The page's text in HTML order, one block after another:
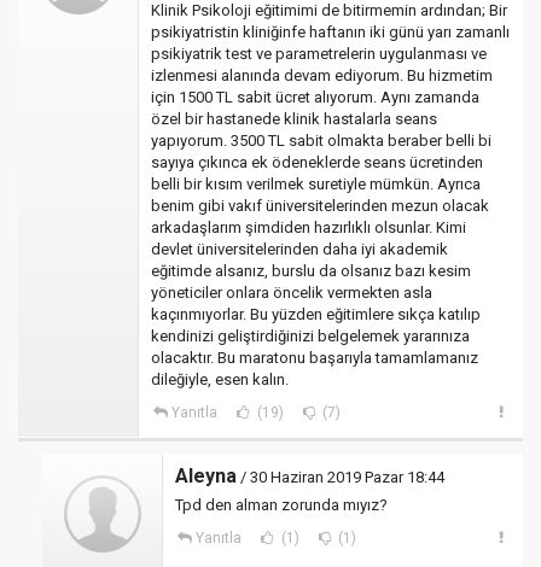
Klinik Psikoloji eğitimimi de bitirmemin ardından; Bir
psikiyatristin kliniğinfe haftanın iki günü yarı zamanlı
psikiyatrik test ve parametrelerin uygulanması ve
izlenmesi alanında devam ediyorum. Bu hizmetim
için 1500 TL sabit ücret alıyorum. Aynı zamanda
özel bir hastanede klinik hastalarla seans
yapıyorum. 3500 TL sabit olmakta beraber belli bi
sayıya çıkınca ek ödeneklerde seans ücretinden
belli bir kısım verilmek suretiyle mümkün. Ayrıca
benim gibi vakıf üniversitelerinden mezun olacak
arkadaşlarım şimdiden hazırlıklı olsunlar. Kimi
devlet üniversitelerinden daha iyi akademik
eğitimde alsanız, burslu da olsanız bazı kesim
yöneticiler onlara öncelik vermekten asla
kaçınmıyorlar. Bu yüzden eğitimlere sıkça katılıp
kendinizi geliştirdiğinizi belgelemek yararınıza
olacaktır. Bu maratonu başarıyla tamamlamanız
dileğiyle, esen kalın.
Yanıtla (19) (7)
Aleyna / 30 Haziran 2019 Pazar 18:44
Tpd den alman zorunda mıyız?
Yanıtla (1) (1)